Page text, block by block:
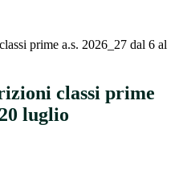
prime a.s. 2026_27 dal 6 al
classi prime
luglio